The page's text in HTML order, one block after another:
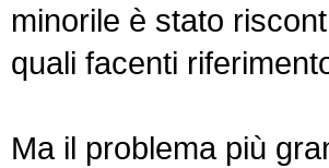
minorile è stato
quali facenti
Ma il problema più